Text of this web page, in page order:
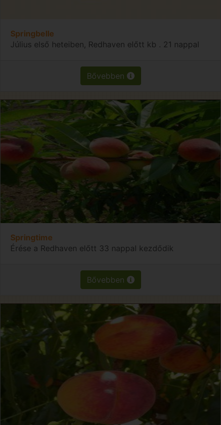
Springbelle
Július első heteiben, Redhaven előtt kb . 21 nappal
Bővebben
Springtime
Érése a Redhaven előtt 33 nappal kezdődik
Bővebben